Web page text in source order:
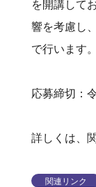
を開講して
響を考慮し
で行います。
応募締切：
詳しくは、
関連リンク